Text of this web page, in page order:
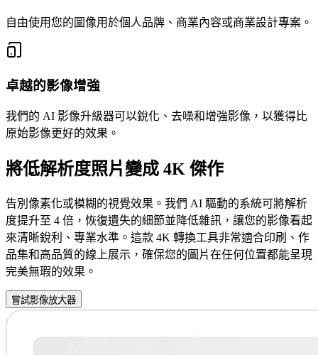
自由使用您的圖像用於個人品牌、商業內容或商業設計專案。
卓越的影像增強
我們的 AI 影像升級器可以銳化、去噪和增強影像，以獲得比
原始影像更好的效果。
將低解析度照片變成 4K 傑作
告別像素化或模糊的視覺效果。我們 AI 驅動的系統可將解析
度提升至 4 倍，恢復遺失的細節並降低雜訊，讓您的影像看起
來清晰銳利、專業水準。這款 4K 轉換工具非常適合印刷、作
品集和高品質的線上展示，確保您的圖片在任何位置都能呈現
完美無瑕的效果。
嘗試影像放大器